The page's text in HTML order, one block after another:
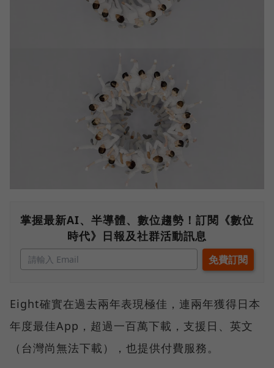
掌握最新AI、半導體、數位趨勢！訂閱《數位
時代》日報及社群活動訊息
Eight確實在過去兩年表現極佳，連兩年獲得日本
年度最佳App，超過一百萬下載，支援日、英文
（台灣尚無法下載），也提供付費服務。